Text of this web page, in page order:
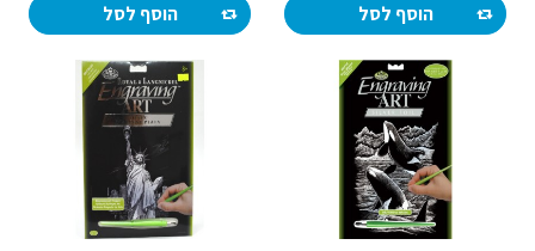
הוסף לסל הוסף לסל